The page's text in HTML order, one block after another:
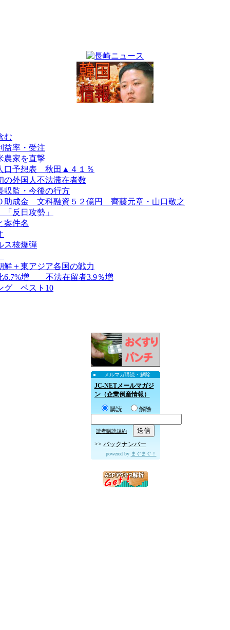
む
益率・受注
家を直撃
口予想表 秋田▲４１％
の外国人不法滞在者数
収監・今後の行方
助成金 文科融資５２億円 齊藤元章・山口敬之
反日攻勢」
案件名
ス核爆弾
＋東アジア各国の戦力
6.7%増 不法在留者3.9％増
グ ベスト10
メルマガ購読・解除
JC-NETメールマガジ
ン（企業倒産情報）
購読 解除
読者購読規約
>> バックナンバー
powered by まぐまぐ！